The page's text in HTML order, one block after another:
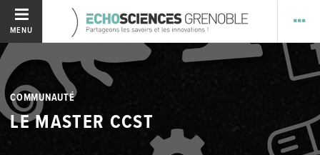
MENU
COMMUNAUTÉ
LE MASTER CCST